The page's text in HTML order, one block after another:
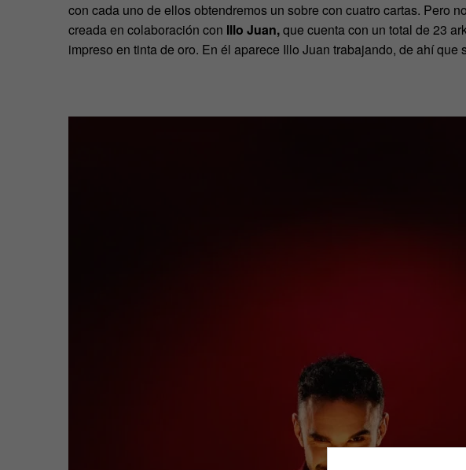
con cada uno de ellos obtendremos un sobre con cuatro cartas. Pero
creada en colaboración con Illo Juan,que cuenta con un total de 23
impreso en tinta de oro. En él aparece Illo Juan trabajando, de ahí que